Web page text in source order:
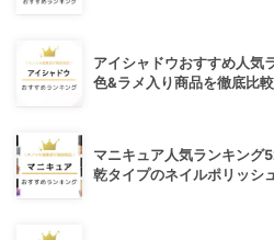
アイシャドウおすすめ人気
色&ラメ入り商品を徹底比較
マニキュア人気ランキング
乾タイプのネイルポリッシ